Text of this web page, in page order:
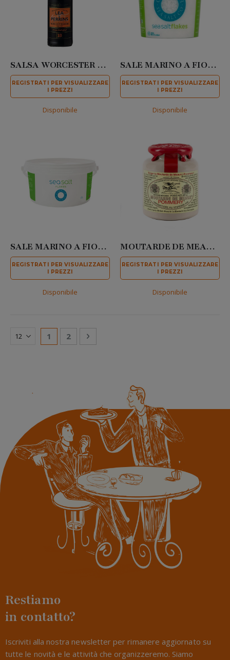
SALSA WORCESTER 568 ML
REGISTRATI PER VISUALIZZARE
I PREZZI
Disponibile
SALE MARINO A FIOCCHI 150 GR
REGISTRATI PER VISUALIZZARE
I PREZZI
Disponibile
SALE MARINO A FIOCCHI 1 KG
REGISTRATI PER VISUALIZZARE
I PREZZI
Disponibile
MOUTARDE DE MEAUX 250 GR
REGISTRATI PER VISUALIZZARE
I PREZZI
Disponibile
Pagina
Attualmente stai leggendo la pagina
1 Pagina
2 Pagina
Successivo
Restiamo
in contatto?
Iscriviti alla nostra newsletter per rimanere aggiornato su
tutte le novità e le attività che organizzeremo. Siamo